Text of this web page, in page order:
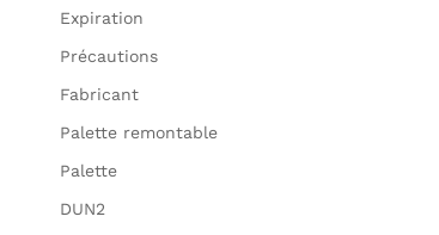
Expiration
Précautions
Fabricant
Palette remontable
Palette
DUN2